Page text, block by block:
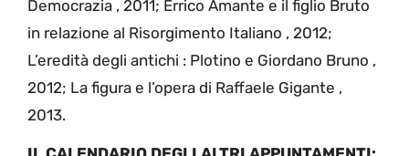
Democrazia , 2011; Errico Amante e il figlio Bruto
in relazione al Risorgimento Italiano , 2012;
L’eredità degli antichi : Plotino e Giordano Bruno ,
2012; La figura e l’opera di Raffaele Gigante ,
2013.